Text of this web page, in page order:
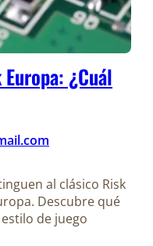
¿Cuál
al clásico Risk
Descubre qué
de juego